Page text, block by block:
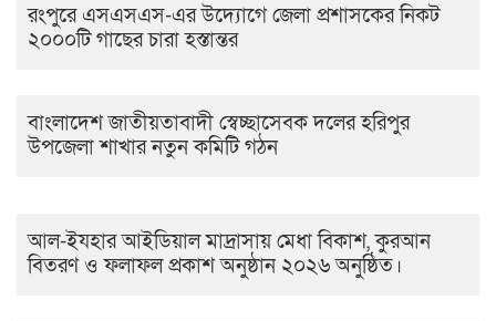
রংপুরে এসএসএস-এর উদ্যোগে জেলা প্রশাসকের নিকট
২০০০টি গাছের চারা হস্তান্তর
বাংলাদেশ জাতীয়তাবাদী স্বেচ্ছাসেবক দলের হরিপুর
উপজেলা শাখার নতুন কমিটি গঠন
আল-ইযহার আইডিয়াল মাদ্রাসায় মেধা বিকাশ, কুরআন
বিতরণ ও ফলাফল প্রকাশ অনুষ্ঠান ২০২৬ অনুষ্ঠিত।